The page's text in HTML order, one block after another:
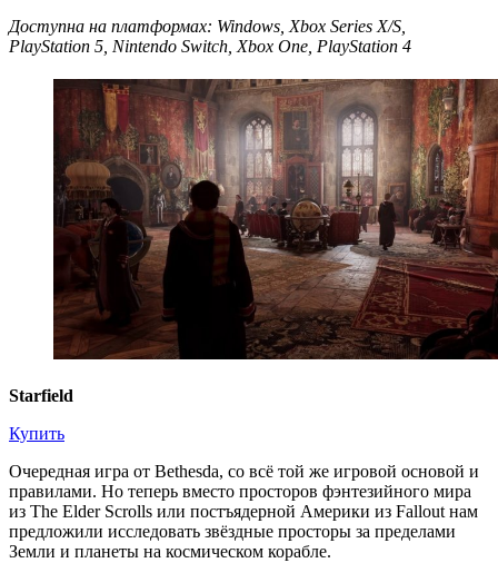
Доступна на платформах: Windows, Xbox Series X/S,
PlayStation 5, Nintendo Switch, Xbox One, PlayStation 4
Starfield
Купить
Очередная игра от Bethesda, со всё той же игровой основой и
правилами. Но теперь вместо просторов фэнтезийного мира
из The Elder Scrolls или постъядерной Америки из Fallout нам
предложили исследовать звёздные просторы за пределами
Земли и планеты на космическом корабле.